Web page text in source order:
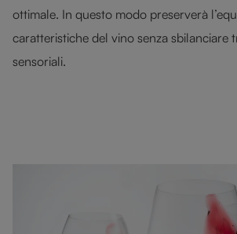
ottimale. In questo modo preserverà
caratteristiche del vino senza sbilanciare
sensoriali.